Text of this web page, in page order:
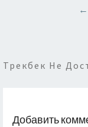
Трекбек Не
Добавить